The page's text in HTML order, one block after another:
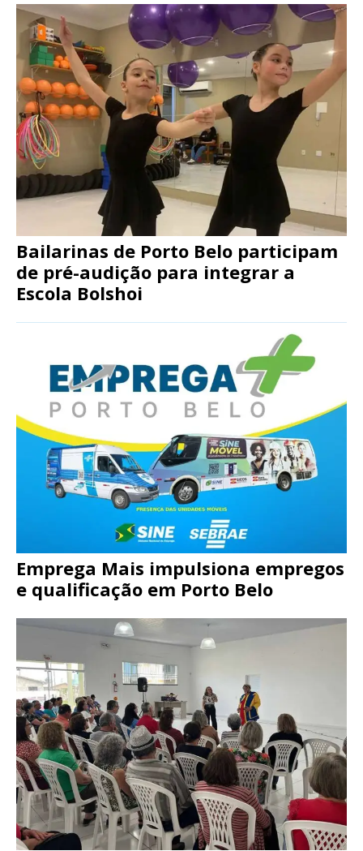
Bailarinas de Porto Belo participam
de pré-audição para integrar a
Escola Bolshoi
Emprega Mais impulsiona empregos
e qualificação em Porto Belo